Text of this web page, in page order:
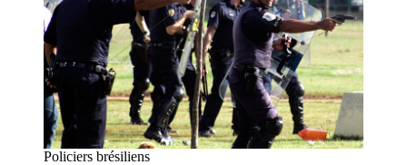
Policiers brésiliens